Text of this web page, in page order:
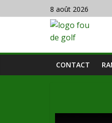
8 août 2026
CONTACT